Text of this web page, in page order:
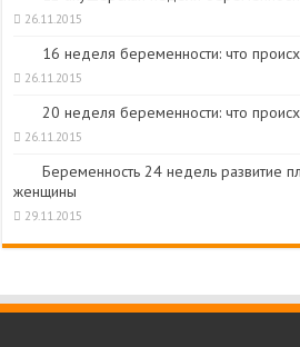
26.11.2015
16 неделя беременности: что
26.11.2015
20 неделя беременности: что
26.11.2015
Беременность 24 недель развитие
женщины
29.11.2015